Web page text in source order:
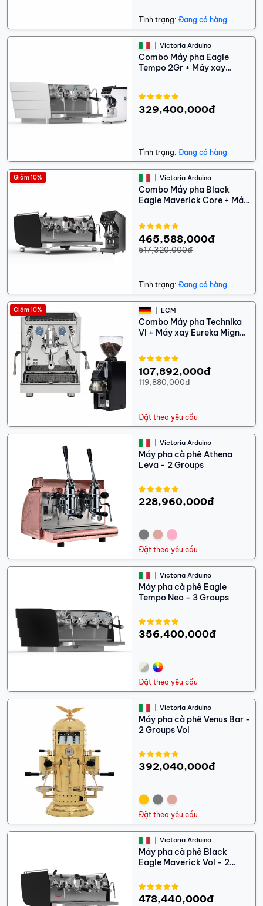
Tình trạng: Đang có hàng
Victoria Arduino
Combo Máy pha Eagle
Tempo 2Gr + Máy xay
329,400,000đ
Tình trạng: Đang có hàng
Victoria Arduino
Combo Máy pha Black
Eagle Maverick Core + Máy
465,588,000đ
517,320,000đ
Giảm 10%
Tình trạng: Đang có hàng
ECM
Combo Máy pha Technika
VI + Máy xay Eureka Mignon
107,892,000đ
119,880,000đ
Giảm 10%
Đặt theo yêu cầu
Victoria Arduino
Máy pha cà phê Athena
Leva - 2 Groups
228,960,000đ
Đặt theo yêu cầu
Victoria Arduino
Máy pha cà phê Eagle
Tempo Neo - 3 Groups
356,400,000đ
Đặt theo yêu cầu
Victoria Arduino
Máy pha cà phê Venus Bar -
2 Groups Vol
392,040,000đ
Đặt theo yêu cầu
Victoria Arduino
Máy pha cà phê Black
Eagle Maverick Vol - 2
478,440,000đ